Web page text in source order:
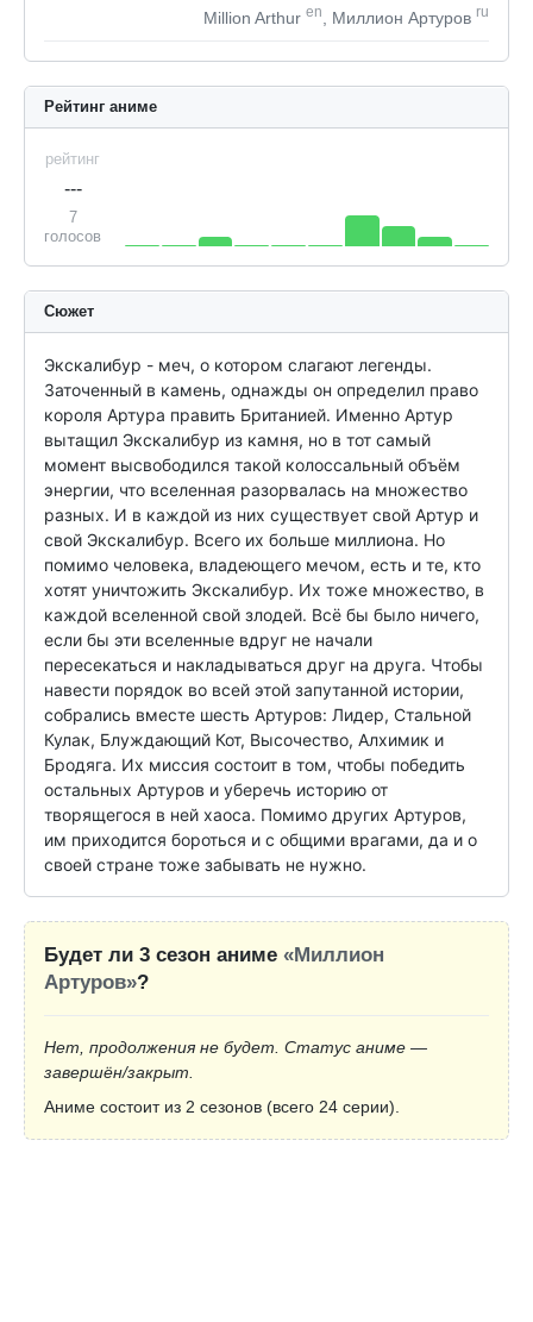
Million Arthur en , Миллион Артуров ru
Рейтинг аниме
рейтинг
---
7
голосов
Сюжет
Экскалибур - меч, о котором слагают легенды.
Заточенный в камень, однажды он определил право
короля Артура править Британией. Именно Артур
вытащил Экскалибур из камня, но в тот самый
момент высвободился такой колоссальный объём
энергии, что вселенная разорвалась на множество
разных. И в каждой из них существует свой Артур и
свой Экскалибур. Всего их больше миллиона. Но
помимо человека, владеющего мечом, есть и те, кто
хотят уничтожить Экскалибур. Их тоже множество, в
каждой вселенной свой злодей. Всё бы было ничего,
если бы эти вселенные вдруг не начали
пересекаться и накладываться друг на друга. Чтобы
навести порядок во всей этой запутанной истории,
собрались вместе шесть Артуров: Лидер, Стальной
Кулак, Блуждающий Кот, Высочество, Алхимик и
Бродяга. Их миссия состоит в том, чтобы победить
остальных Артуров и уберечь историю от
творящегося в ней хаоса. Помимо других Артуров,
им приходится бороться и с общими врагами, да и о
своей стране тоже забывать не нужно.
Будет ли 3 сезон аниме «Миллион
Артуров»?
Нет, продолжения не будет. Статус аниме —
завершён/закрыт.
Аниме состоит из 2 сезонов (всего 24 серии).